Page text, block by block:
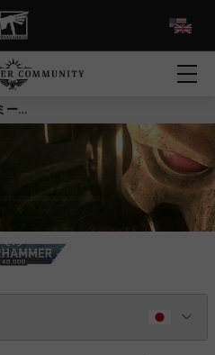
#New40k — 君のアーミーがミッションに及ぼす影響とは？